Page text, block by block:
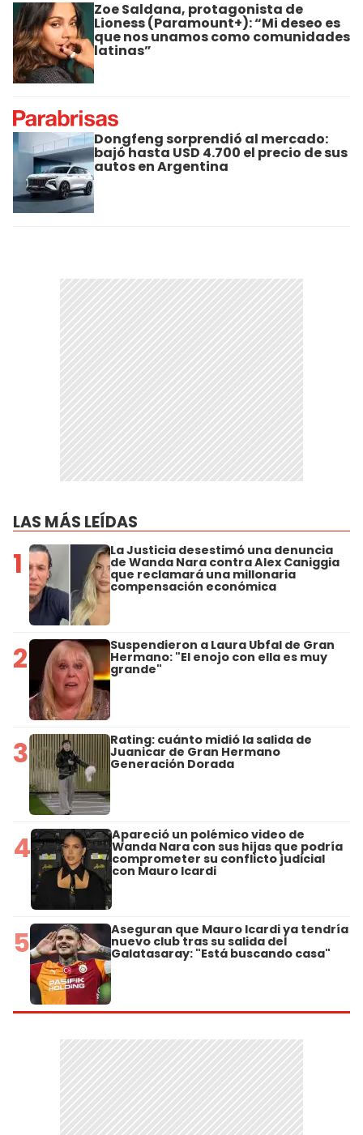
Zoe Saldana, protagonista de
Lioness (Paramount+): “Mi deseo es
que nos unamos como comunidades
latinas”
Dongfeng sorprendió al mercado:
bajó hasta USD 4.700 el precio de sus
autos en Argentina
LAS MÁS LEÍDAS
1 La Justicia desestimó una denuncia
de Wanda Nara contra Alex Caniggia
que reclamará una millonaria
compensación económica
2 Suspendieron a Laura Ubfal de Gran
Hermano: "El enojo con ella es muy
grande"
3 Rating: cuánto midió la salida de
Juanicar de Gran Hermano
Generación Dorada
4 Apareció un polémico video de
Wanda Nara con sus hijas que podría
comprometer su conflicto judicial
con Mauro Icardi
5 Aseguran que Mauro Icardi ya tendría
nuevo club tras su salida del
Galatasaray: "Está buscando casa"